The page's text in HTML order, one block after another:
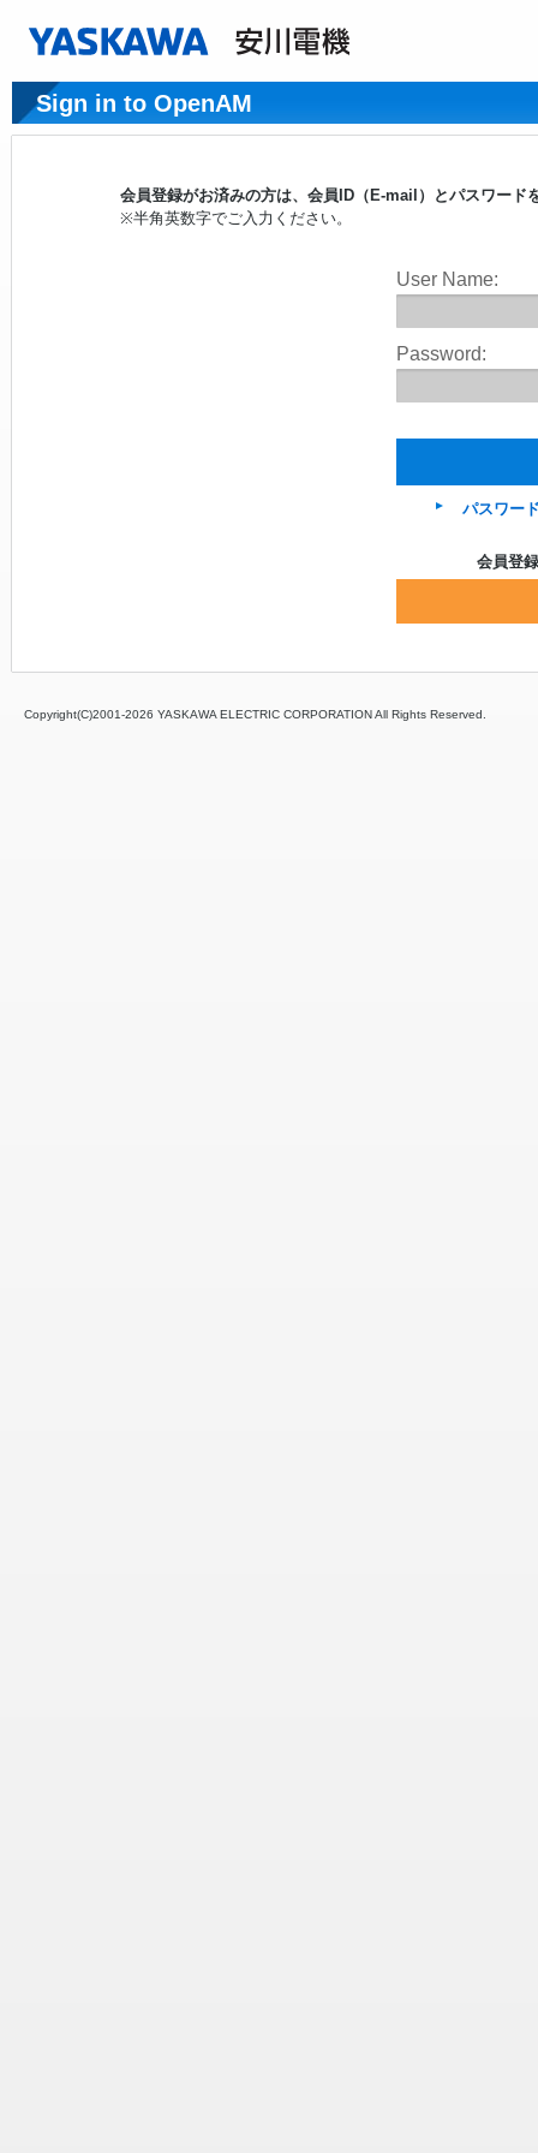
Sign in to OpenAM
会員登録がお済みの方は、会員ID（E-mail）とパスワー
※半角英数字でご入力ください。
User Name:
Password:
パスワー
会員登
Copyright(C)2001‐2026 YASKAWA ELECTRIC CORPORATION All Rights Reserved.